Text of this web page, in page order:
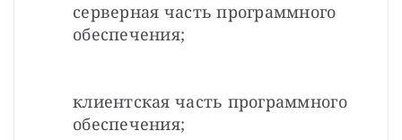
серверная часть программного
обеспечения;
клиентская часть программного
обеспечения;